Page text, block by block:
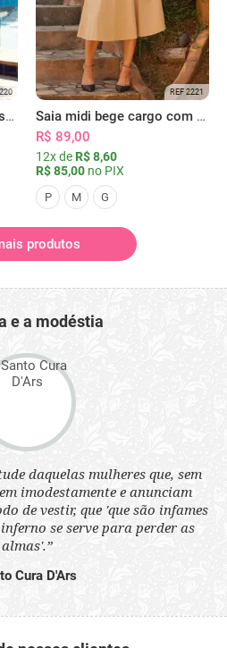
Saia midi branca flores rosas com bolsos
REF 2221
Saia midi bege cargo com bolsos
R$ 89,00
12x de R$ 8,60
R$ 85,00 no PIX
P M G
produtos
e a modéstia
daquelas mulheres que, sem
imodestamente e anunciam
de vestir, que 'que são infames
se serve para perder as
almas'.”
Cura D'Ars